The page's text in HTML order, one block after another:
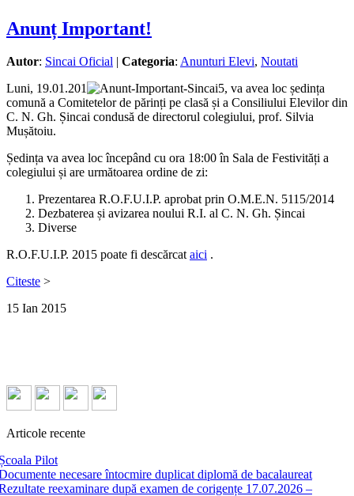
Anunț Important!
Autor: Sincai Oficial | Categoria: Anunturi Elevi, Noutati
Luni, 19.01.201
5, va avea loc ședința
comună a Comitetelor de părinți pe clasă și a Consiliului Elevilor din
C. N. Gh. Șincai condusă de directorul colegiului, prof. Silvia
Mușătoiu.
Ședința va avea loc începând cu ora 18:00 în Sala de Festivități a
colegiului și are următoarea ordine de zi:
Prezentarea R.O.F.U.I.P. aprobat prin O.M.E.N. 5115/2014
Dezbaterea și avizarea noului R.I. al C. N. Gh. Șincai
Diverse
R.O.F.U.I.P. 2015 poate fi descărcataici .
Citeste >
15 Ian 2015
Articole recente
Pilot
necesare întocmire duplicat diplomă de bacalaureat
reexaminare după examen de corigențe 17.07.2026 –